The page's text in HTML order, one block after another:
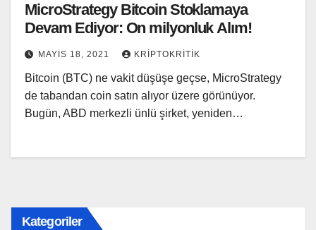
MicroStrategy Bitcoin Stoklamaya
Devam Ediyor: On milyonluk Alım!
MAYIS 18, 2021 KRIPTOKRITIK
Bitcoin (BTC) ne vakit düşüşe geçse, MicroStrategy
de tabandan coin satın alıyor üzere görünüyor.
Bugün, ABD merkezli ünlü şirket, yeniden…
Kategoriler